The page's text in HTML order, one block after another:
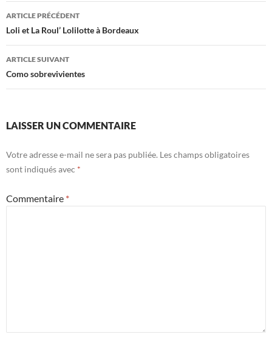
Navigation
des
articles
ARTICLE PRÉCÉDENT
Loli et La Roul’ Lolilotte à Bordeaux
ARTICLE SUIVANT
Como sobrevivientes
LAISSER UN COMMENTAIRE
Votre adresse e-mail ne sera pas publiée. Les champs obligatoires
sont indiqués avec *
Commentaire *